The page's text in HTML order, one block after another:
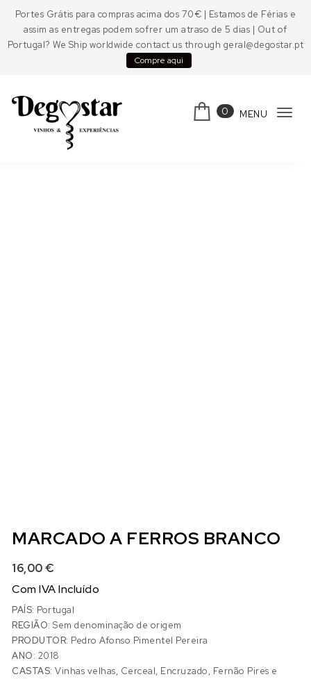
Portes Grátis para compras acima dos 70€ | Estamos de Férias e
assim as entregas podem sofrer um atraso de 5 dias | Out of
Portugal? We Ship worldwide contact us through geral@degostar.pt
Compre aqui
0 MENU
MARCADO A FERROS BRANCO
16,00€
Com IVA Incluído
PAÍS: Portugal
REGIÃO: Sem denominação de origem
PRODUTOR: Pedro Afonso Pimentel Pereira
ANO: 2018
CASTAS: Vinhas velhas, Cerceal, Encruzado, Fernão Pires e